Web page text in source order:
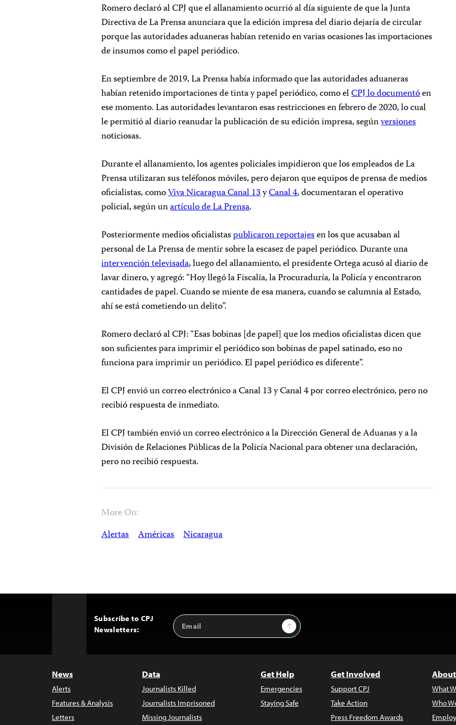
Romero declaró al CPJ que el allanamiento ocurrió al día siguiente de que la Junta
Directiva de La Prensa anunciara que la edición impresa del diario dejaría de circular
porque las autoridades aduaneras habían retenido en varias ocasiones las importaciones
de insumos como el papel periódico.
En septiembre de 2019, La Prensa había informado que las autoridades aduaneras
habían retenido importaciones de tinta y papel periódico, como elCPJ lo documentóen
ese momento. Las autoridades levantaron esas restricciones en febrero de 2020, lo cual
le permitió al diario reanudar la publicación de su edición impresa, segúnversiones
noticiosas.
Durante el allanamiento, los agentes policiales impidieron que los empleados de La
Prensa utilizaran sus teléfonos móviles, pero dejaron que equipos de prensa de medios
oficialistas, comoViva Nicaragua Canal 13yCanal 4, documentaran el operativo
policial, según unartículo deLa Prensa.
Posteriormente medios oficialistaspublicaron reportajesen los que acusaban al
personal de La Prensa de mentir sobre la escasez de papel periódico. Durante una
intervención televisada, luego del allanamiento, el presidente Ortega acusó al diario de
lavar dinero, y agregó: “Hoy llegó la Fiscalía, la Procuraduría, la Policía y encontraron
cantidades de papel. Cuando se miente de esa manera, cuando se calumnia al Estado,
ahí se está cometiendo un delito”.
Romero declaró al CPJ: “Esas bobinas [de papel] que los medios oficialistas dicen que
son suficientes para imprimir el periódico son bobinas de papel satinado, eso no
funciona para imprimir un periódico. El papel periódico es diferente”.
El CPJ envió un correo electrónico a Canal 13 y Canal 4 por correo electrónico, pero no
recibió respuesta de inmediato.
El CPJ también envió un correo electrónico a la Dirección General de Aduanas y a la
División de Relaciones Públicas de la Policía Nacional para obtener una declaración,
pero no recibió respuesta.
More On:
Alertas Américas Nicaragua
Subscribe to CPJ
Newsletters:
Email
Address
Sign Up
News
Alerts
Features & Analysis
Letters
Data
Journalists Killed
Journalists Imprisoned
Missing Journalists
Get Help
Emergencies
Staying Safe
Get Involved
Support CPJ
Take Action
Press Freedom Awards
What
Who